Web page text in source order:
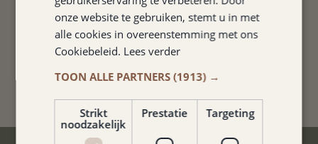
MOTORRÄDER UND
FAHRRÄDER.
Adjan van Dongen
onze website te gebruiken, stemt u in met
alle cookies in overeenstemming met ons
Cookiebeleid. Lees verder
TOON ALLE PARTNERS (1913) →
Strikt
noodzakelijk
Prestatie Targeting